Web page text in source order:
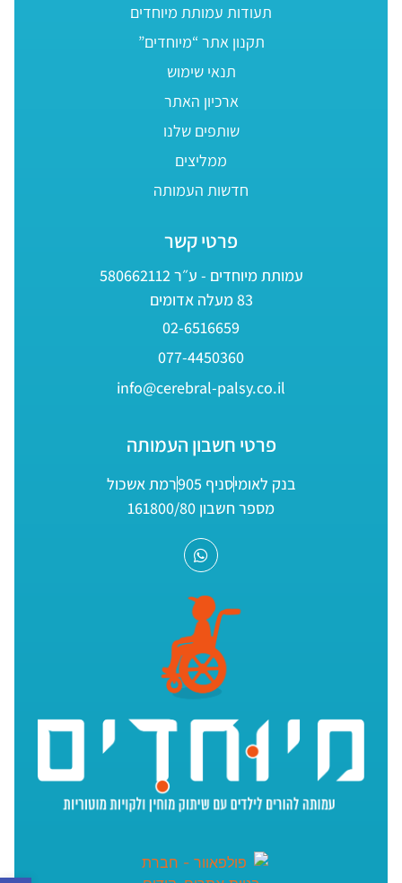
תעודות עמותת מיוחדים
תקנון אתר “מיוחדים”
תנאי שימוש
ארכיון האתר
שותפים שלנו
ממליצים
חדשות העמותה
פרטי קשר
עמותת מיוחדים - ע״ר 580662112
83 מעלה אדומים
02-6516659
077-4450360
info@cerebral-palsy.co.il
פרטי חשבון העמותה
בנק לאומיסניף 905
רמת אשכול
מספר חשבון 161800/80